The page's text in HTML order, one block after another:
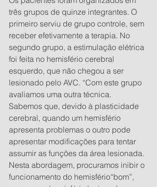
três grupos de quinze integrantes. O
primeiro serviu de grupo controle, sem
receber efetivamente a terapia. No
segundo grupo, a estimulação elétrica
foi feita no hemisfério cerebral
esquerdo, que não chegou a ser
lesionado pelo AVC. “Com este grupo
avaliamos uma outra técnica.
Sabemos que, devido à plasticidade
cerebral, quando um hemisfério
apresenta problemas o outro pode
apresentar modificações para tentar
assumir as funções da área lesionada.
Nesta abordagem, procuramos inibir o
funcionamento do hemisfério“bom”,